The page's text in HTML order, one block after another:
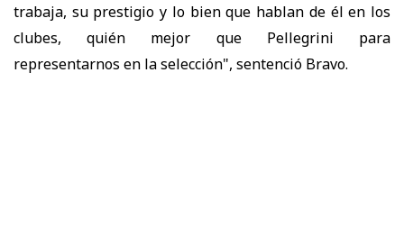
trabaja, su prestigio y lo bien que hablan de él en los
clubes, quién mejor que Pellegrini para
representarnos en la selección", sentenció Bravo.